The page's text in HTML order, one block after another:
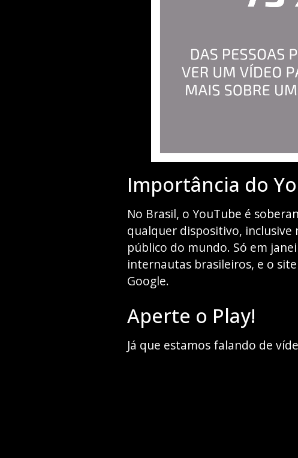
Importância do
No Brasil, o YouTube é
qualquer dispositivo, inclusive
público do mundo. Só em
internautas brasileiros, e o
Google.
Aperte o Play!
Já que estamos falando de